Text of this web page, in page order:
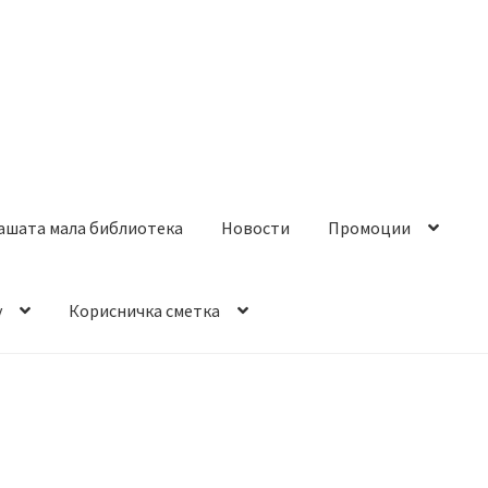
мала библиотека Новости Промоции
Корисничка сметка